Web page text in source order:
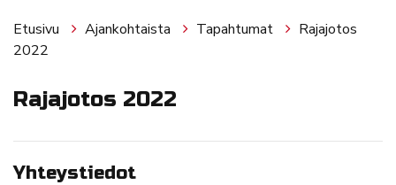
Etusivu Ajankohtaista Tapahtumat
Rajajotos
2022
Rajajotos 2022
Yhteystiedot